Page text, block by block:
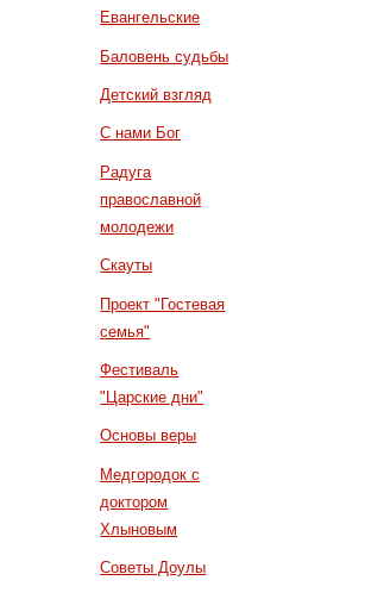
Евангельские
Баловень судьбы
Детский взгляд
С нами Бог
Радуга
православной
молодежи
Скауты
Проект "Гостевая
семья"
Фестиваль
"Царские дни"
Основы веры
Медгородок с
доктором
Хлыновым
Советы Доулы